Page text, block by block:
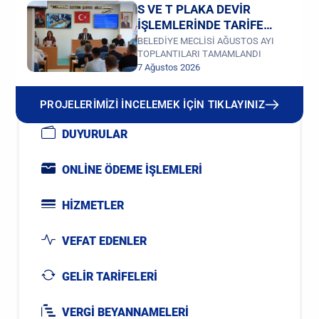
S VE T PLAKA DEVİR
İŞLEMLERİNDE TARİFE
DEĞİŞİKLİĞİ
BELEDİYE MECLİSİ AĞUSTOS AYI
TOPLANTILARI TAMAMLANDI
7 Ağustos 2026
PROJELERİMİZİ İNCELEMEK İÇİN TIKLAYINIZ
DUYURULAR
ONLİNE ÖDEME İŞLEMLERİ
HİZMETLER
VEFAT EDENLER
GELİR TARİFELERİ
VERGİ BEYANNAMELERİ